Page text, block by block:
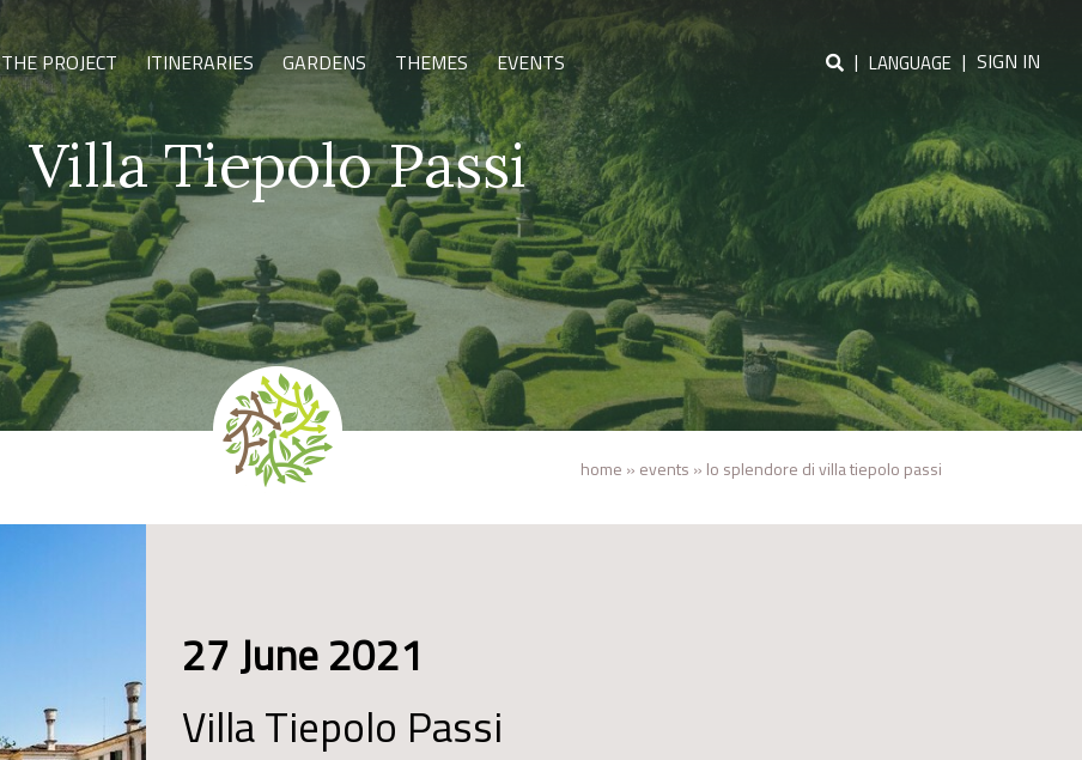
THE PROJECT ITINERARIES GARDENS THEMES EVENTS | LANGUAGE | SIGN IN
Villa Tiepolo Passi
home » events » lo splendore di villa tiepolo passi
27 June 2021
Villa Tiepolo Passi